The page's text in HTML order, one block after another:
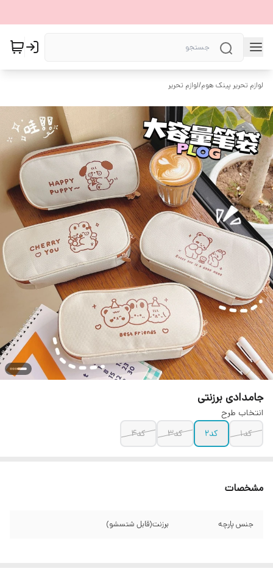
لوازم تحریر پینک هوم/لوازم تحریر
جامدادی برزنتی
انتخاب طرح
کد۱
کد۲ کد۳ کد۴
مشخصات
جنس پارچه برزنت(قابل شتسشو)